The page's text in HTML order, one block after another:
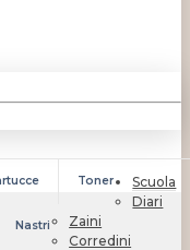
Toner
Nastri
Scuola
Diari
Zaini
Corredini